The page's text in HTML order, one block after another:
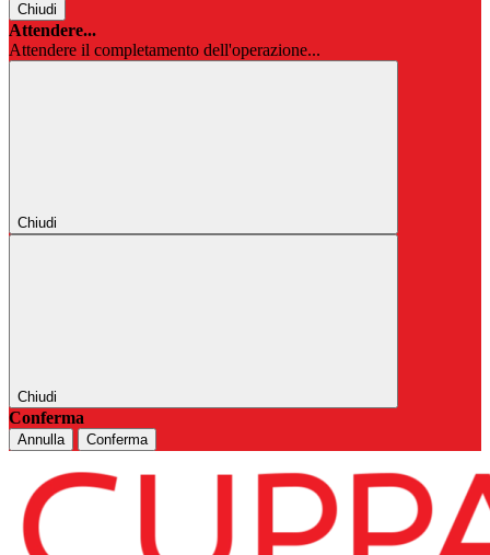
Chiudi
Attendere...
Attendere il completamento dell'operazione...
Chiudi
Chiudi
Conferma
Annulla Conferma